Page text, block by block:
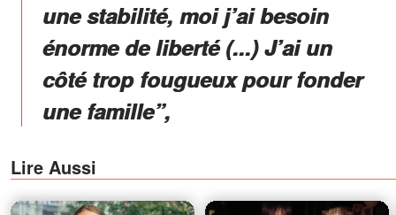
une stabilité, moi j’ai besoin
énorme de liberté (...) J’ai un
côté trop fougueux pour fonder
une famille”,
Lire Aussi